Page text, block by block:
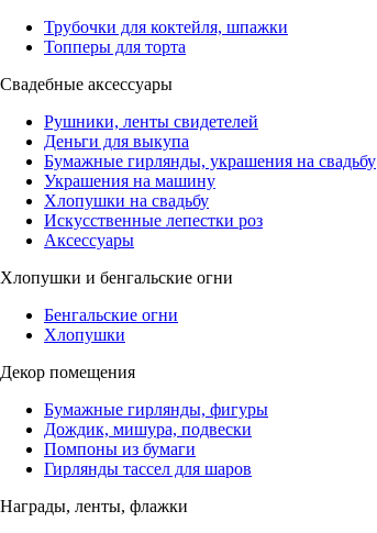
Трубочки для коктейля, шпажки
Топперы для торта
Свадебные аксессуары
Рушники, ленты свидетелей
Деньги для выкупа
Бумажные гирлянды, украшения на свадьбу
Украшения на машину
Хлопушки на свадьбу
Искусственные лепестки роз
Аксессуары
Хлопушки и бенгальские огни
Бенгальские огни
Хлопушки
Декор помещения
Бумажные гирлянды, фигуры
Дождик, мишура, подвески
Помпоны из бумаги
Гирлянды тассел для шаров
Награды, ленты, флажки